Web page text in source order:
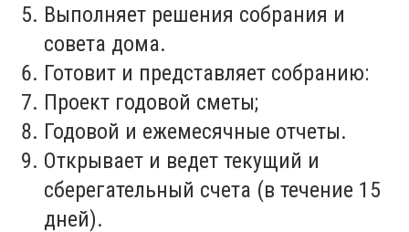
Выполняет решения собрания и
совета дома.
Готовит и представляет собранию:
Проект годовой сметы;
Годовой и ежемесячные отчеты.
Открывает и ведет текущий и
сберегательный счета (в течение 15
дней).